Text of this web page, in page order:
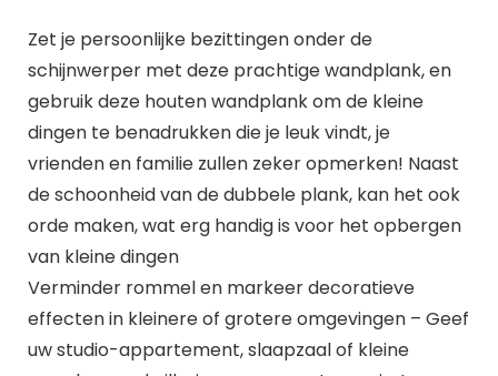
Zet je persoonlijke bezittingen onder de
schijnwerper met deze prachtige wandplank, en
gebruik deze houten wandplank om de kleine
dingen te benadrukken die je leuk vindt, je
vrienden en familie zullen zeker opmerken! Naast
de schoonheid van de dubbele plank, kan het ook
orde maken, wat erg handig is voor het opbergen
van kleine dingen
Verminder rommel en markeer decoratieve
effecten in kleinere of grotere omgevingen – Geef
uw studio-appartement, slaapzaal of kleine